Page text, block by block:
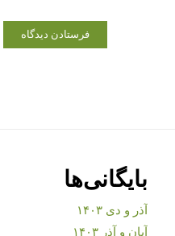
بایگانی‌ها
آذر و دی ۱۴۰۳
آبان و آذر ۱۴۰۳